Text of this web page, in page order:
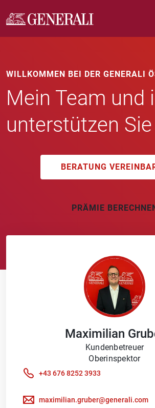
WILLKOMMEN BEI DER GENERALI
Mein Team und
unterstützen
BERATUNG
PRÄMIE
Maximilian
Kundenbetreuer
Oberinspektor
+43 676 8252 3933
maximilian.gruber@generali.com